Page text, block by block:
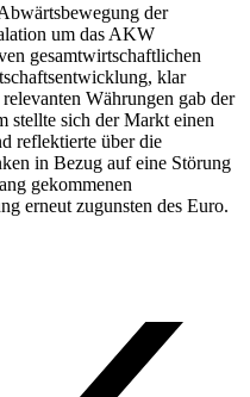
der
um das AKW
gesamtwirtschaftlichen
klar
Währungen gab der
stellte sich der Markt einen
reflektierte über die
in Bezug auf eine Störung
gekommenen
erneut zugunsten des Euro.